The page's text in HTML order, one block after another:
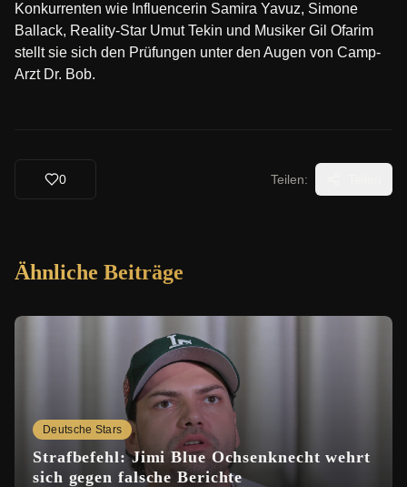
Konkurrenten wie Influencerin Samira Yavuz, Simone
Ballack, Reality-Star Umut Tekin und Musiker Gil Ofarim
stellt sie sich den Prüfungen unter den Augen von Camp-
Arzt Dr. Bob.
0 Teilen:
Ähnliche Beiträge
Deutsche Stars
Strafbefehl: Jimi Blue Ochsenknecht wehrt
sich gegen falsche Berichte